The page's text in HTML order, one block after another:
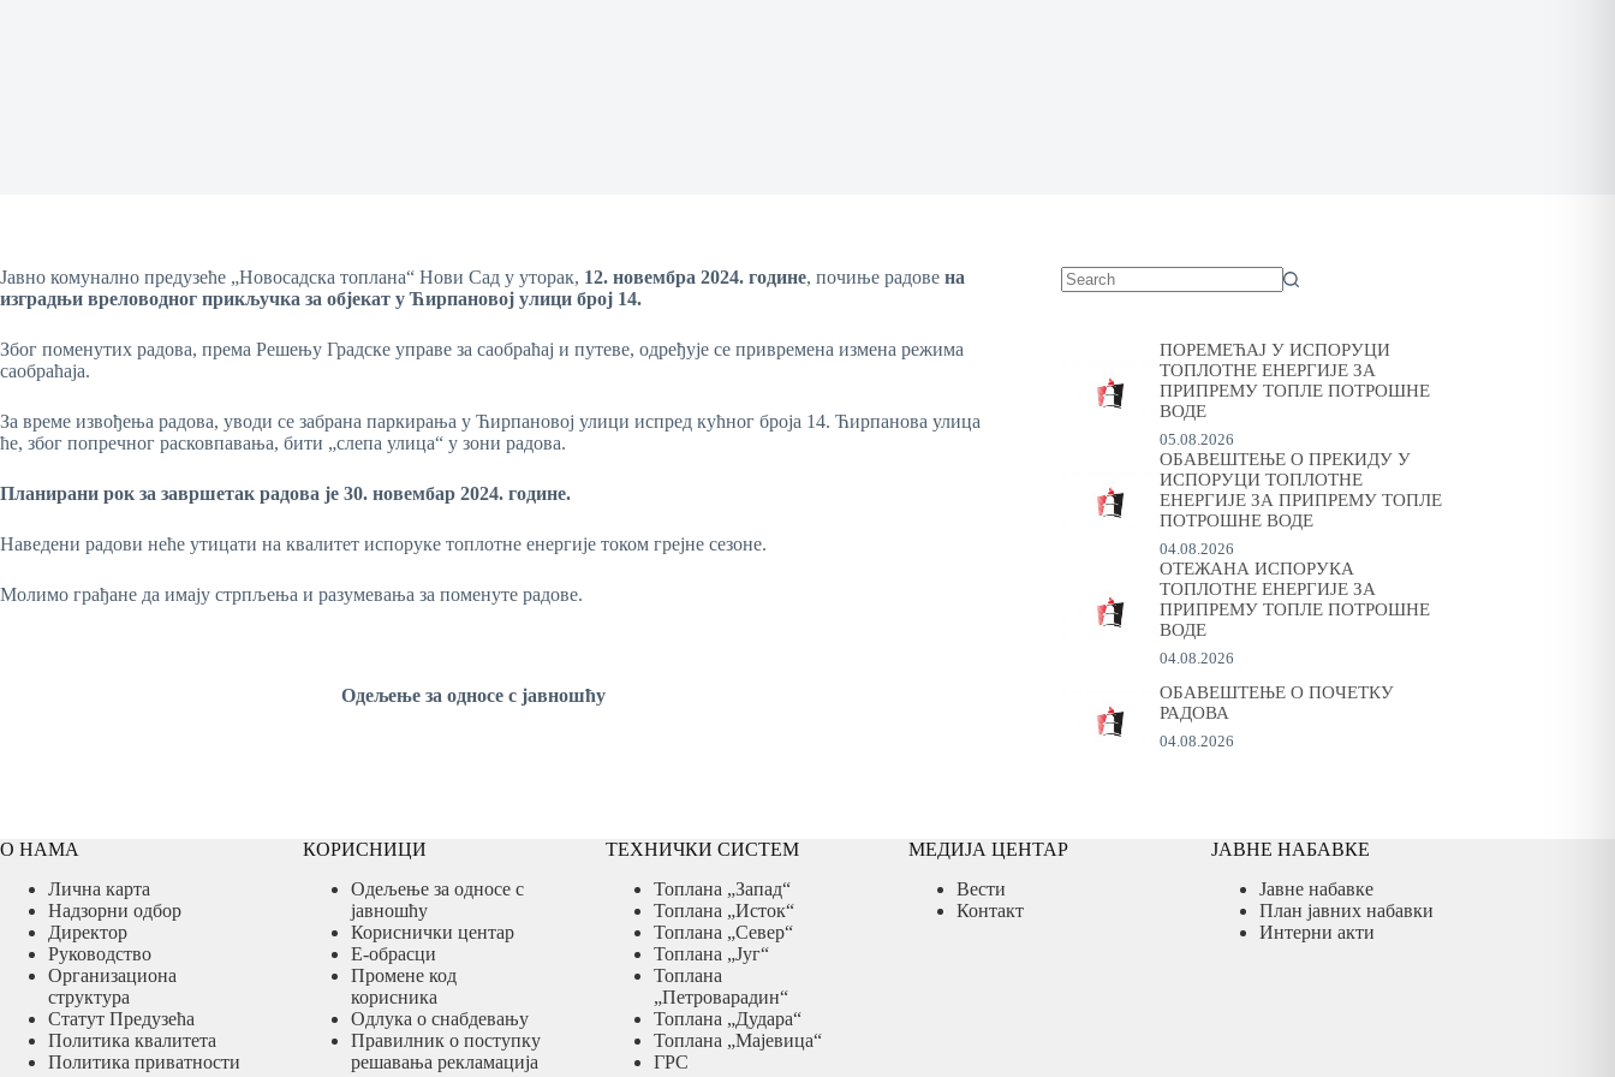
Јавно комунално предузеће „Новосадска топлана“ Нови Сад у уторак, 12. новембра 2024. године, почиње радове на
изградњи вреловодног прикључка за објекат у Ћирпановој улици број 14.
Због поменутих радова, према Решењу Градске управе за саобраћај и путеве, одређује се привремена измена режима
саобраћаја.
За време извођења радова, уводи се забрана паркирања у Ћирпановој улици испред кућног броја 14. Ћирпанова улица
ће, због попречног расковпавања, бити „слепа улица“ у зони радова.
Планирани рок за завршетак радова је 30. новембар 2024. године.
Наведени радови неће утицати на квалитет испоруке топлотне енергије током грејне сезоне.
Молимо грађане да имају стрпљења и разумевања за поменуте радове.
Одељење за односе с јавношћу
ПОРЕМЕЋАЈ У ИСПОРУЦИ
ТОПЛОТНЕ ЕНЕРГИЈЕ ЗА
ПРИПРЕМУ ТОПЛЕ ПОТРОШНЕ
ВОДЕ
05.08.2026
ОБАВЕШТЕЊЕ О ПРЕКИДУ У
ИСПОРУЦИ ТОПЛОТНЕ
ЕНЕРГИЈЕ ЗА ПРИПРЕМУ ТОПЛЕ
ПОТРОШНЕ ВОДЕ
04.08.2026
ОТЕЖАНА ИСПОРУКА
ТОПЛОТНЕ ЕНЕРГИЈЕ ЗА
ПРИПРЕМУ ТОПЛЕ ПОТРОШНЕ
ВОДЕ
04.08.2026
ОБАВЕШТЕЊЕ О ПОЧЕТКУ
РАДОВА
04.08.2026
О НАМА
Лична карта
Надзорни одбор
Директор
Руководство
Организациона
структура
Статут Предузећа
Политика квалитета
Политика приватности
КОРИСНИЦИ
Одељење за односе с
јавношћу
Кориснички центар
Е-обрасци
Промене код
корисника
Одлука о снабдевању
Правилник о поступку
решавања рекламација
ТЕХНИЧКИ СИСТЕМ
Топлана „Запад“
Топлана „Исток“
Топлана „Север“
Топлана „Југ“
Топлана
„Петроварадин“
Топлана „Дудара“
Топлана „Мајевица“
ГРС
МЕДИЈА ЦЕНТАР
Вести
Контакт
ЈАВНЕ НАБАВКЕ
Јавне набавке
План јавних набавки
Интерни акти